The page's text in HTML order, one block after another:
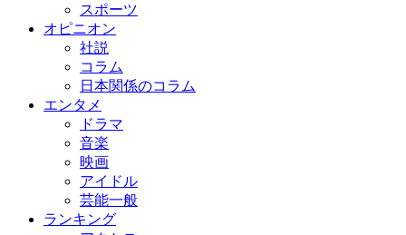
スポーツ
オピニオン
社説
コラム
日本関係のコラム
エンタメ
ドラマ
音楽
映画
アイドル
芸能一般
ランキング